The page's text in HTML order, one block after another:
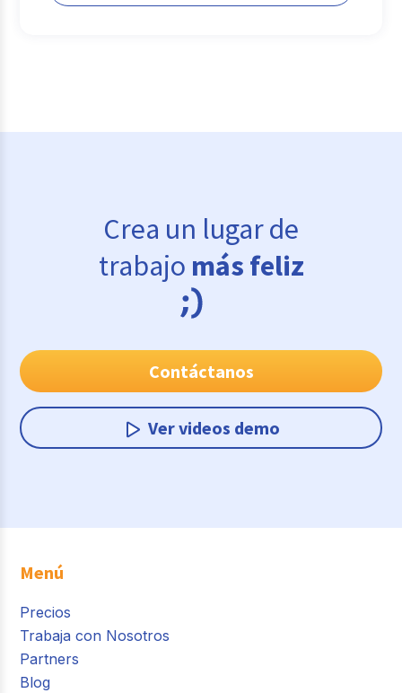
Crea un lugar de
trabajo más feliz
Contáctanos
Ver videos demo
Menú
Precios
Trabaja con Nosotros
Partners
Blog